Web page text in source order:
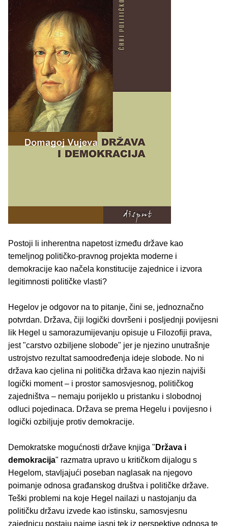
Postoji li inherentna napetost između države kao
temeljnog političko-pravnog projekta moderne i
demokracije kao načela konstitucije zajednice i izvora
legitimnosti političke vlasti?
Hegelov je odgovor na to pitanje, čini se, jednoznačno
potvrdan. Država, čiji logički dovršeni i posljednji povijesni
lik Hegel u samorazumijevanju opisuje u Filozofiji prava,
jest "carstvo ozbiljene slobode" jer je njezino unutrašnje
ustrojstvo rezultat samoodređenja ideje slobode. No ni
država kao cjelina ni politička država kao njezin najviši
logički moment – i prostor samosvjesnog, političkog
zajedništva – nemaju porijeklo u pristanku i slobodnoj
odluci pojedinaca. Država se prema Hegelu i povijesno i
logički ozbiljuje protiv demokracije.
Demokratske mogućnosti države knjiga " Država i
demokracija" razmatra upravo u kritičkom dijalogu s
Hegelom, stavljajući poseban naglasak na njegovo
poimanje odnosa građanskog društva i političke države.
Teški problemi na koje Hegel nailazi u nastojanju da
političku državu izvede kao istinsku, samosvjesnu
zajednicu postaju naime jasni tek iz perspektive odnosa te